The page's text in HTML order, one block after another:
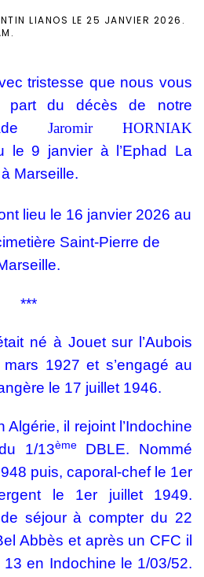
LIANOS LE 25 JANVIER 2026 .
.
tristesse que nous vous
part du décès de notre
Jaromir HORNIAK
le 9 janvier à l’Ephad La
Marseille.
lieu le 16 janvier 2026 au
Saint-Pierre de
***
né à Jouet sur l’Aubois
1927 et s’engagé au
le 17 juillet 1946.
Algérie, il rejoint l’Indochine
1/13èmeDBLE. Nommé
puis, caporal-chef le 1er
le 1er juillet 1949.
séjour à compter du 22
Abbès et après un CFC il
en Indochine le 1/03/52.